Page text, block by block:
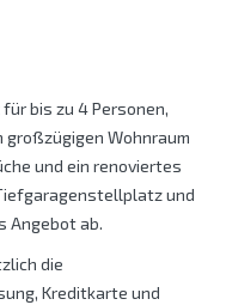
bis zu 4 Personen,
Wohnraum
und ein renoviertes
und
Angebot ab.
die
Kreditkarte und